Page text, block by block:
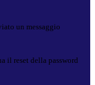
un messaggio
il reset della password